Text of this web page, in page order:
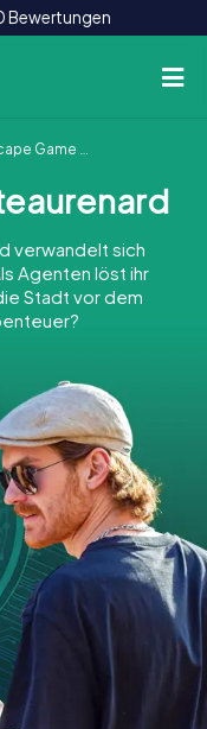
Bewertungen
DE
IE
Game Châteaurenard
verwandelt sich
Agenten löst ihr
Stadt vor dem